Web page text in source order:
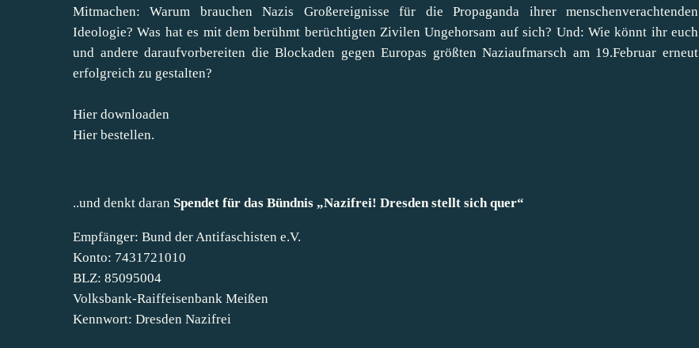
Mitmachen: Warum brauchen Nazis Großereignisse für die Propaganda ihrer menschenverachtenden
Ideologie? Was hat es mit dem berühmt berüchtigten Zivilen Ungehorsam auf sich? Und: Wie könnt ihr euch
und andere daraufvorbereiten die Blockaden gegen Europas größten Naziaufmarsch am 19.Februar erneut
erfolgreich zu gestalten?
Hier downloaden
Hier bestellen.
..und denkt daran Spendet für das Bündnis „Nazifrei! Dresden stellt sich quer“
Empfänger: Bund der Antifaschisten e.V.
Konto: 7431721010
BLZ: 85095004
Volksbank-Raiffeisenbank Meißen
Kennwort: Dresden Nazifrei